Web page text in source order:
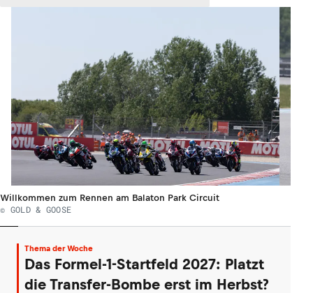
Willkommen zum Rennen am Balaton Park Circuit
© GOLD & GOOSE
Thema der Woche
Das Formel-1-Startfeld 2027: Platzt
die Transfer-Bombe erst im Herbst?